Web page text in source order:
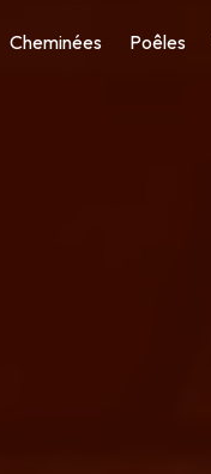
Cheminées Poêles